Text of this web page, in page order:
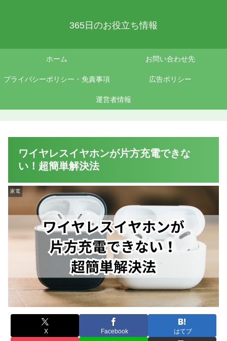
365日のお役立ち情報
ホーム お問い合わせ先
プライバシーポリシー・免責事項 広告ポリシー
運営者情報
ワイヤレスイヤホンが片方充電できな
い！超簡単解決法
家電
X Facebook はてブ